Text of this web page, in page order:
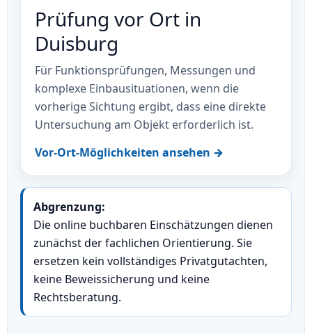
Prüfung vor Ort in
Duisburg
Für Funktionsprüfungen, Messungen und
komplexe Einbausituationen, wenn die
vorherige Sichtung ergibt, dass eine direkte
Untersuchung am Objekt erforderlich ist.
Vor-Ort-Möglichkeiten ansehen →
Abgrenzung:
Die online buchbaren Einschätzungen dienen
zunächst der fachlichen Orientierung. Sie
ersetzen kein vollständiges Privatgutachten,
keine Beweissicherung und keine
Rechtsberatung.